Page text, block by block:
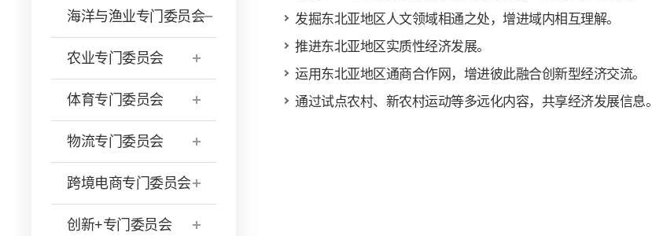
海洋与渔业专门委员会
农业专门委员会
体育专门委员会
物流专门委员会
跨境电商专门委员会
创新+专门委员会
发掘东北亚地区人文领域相通之处，增进域内相互理解。
推进东北亚地区实质性经济发展。
运用东北亚地区通商合作网，增进彼此融合创新型经济交流。
通过试点农村、新农村运动等多远化内容，共享经济发展信息。